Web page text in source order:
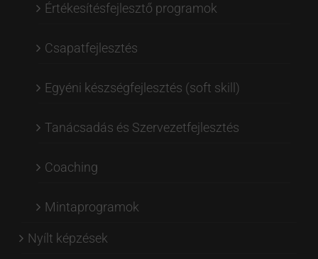
Értékesítésfejlesztő programok
Csapatfejlesztés
Egyéni készségfejlesztés (soft skill)
Tanácsadás és Szervezetfejlesztés
Coaching
Mintaprogramok
Nyílt képzések